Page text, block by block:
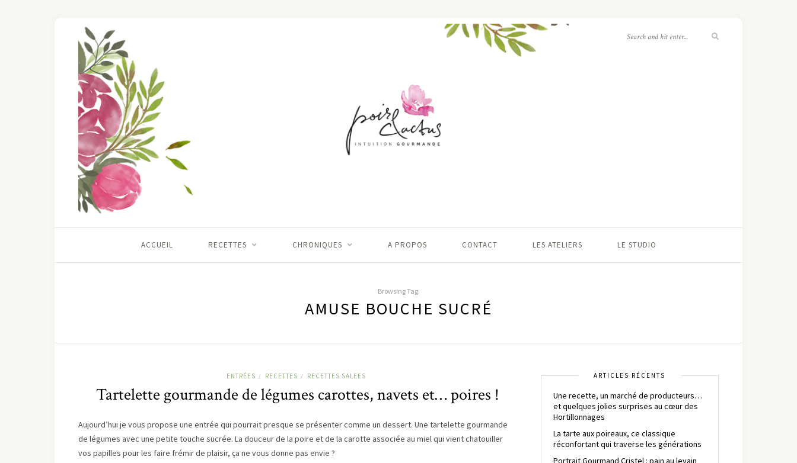
ACCUEIL RECETTES CHRONIQUES A PROPOS CONTACT LES ATELIERS LE STUDIO
Browsing Tag:
AMUSE BOUCHE SUCRÉ
ENTRÉES / RECETTES / RECETTES SALEES
Tartelette gourmande de légumes carottes, navets et… poires !
Aujourd’hui je vous propose une entrée qui pourrait presque se présenter comme un dessert. Une tartelette gourmande
de légumes avec une petite touche sucrée. La douceur de la poire et de la carotte associée au miel qui vient chatouiller
vos papilles pour les faire frémir de plaisir, ça ne vous donne pas envie ?
ARTICLES RÉCENTS
Une recette, un marché de producteurs…
et quelques jolies surprises au cœur des
Hortillonnages
La tarte aux poireaux, ce classique
réconfortant qui traverse les générations
Portrait Gourmand Cristel : pain au levain